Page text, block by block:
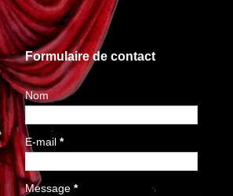
Formulaire de contact
Nom
E-mail *
Message *